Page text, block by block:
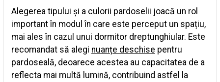
Alegerea tipului și a culorii pardoselii joacă un rol
important în modul în care este perceput un spațiu,
mai ales în cazul unui dormitor dreptunghiular. Este
recomandat să alegi nuanțe deschise pentru
pardoseală, deoarece acestea au capacitatea de a
reflecta mai multă lumină, contribuind astfel la